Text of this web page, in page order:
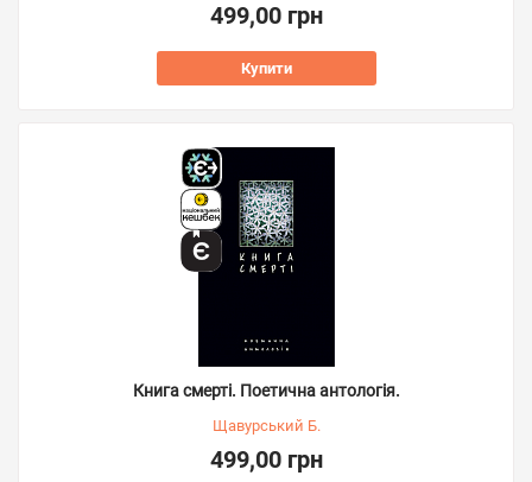
499,00 грн
Купити
Книга смерті. Поетична антологія.
Щавурський Б.
499,00 грн